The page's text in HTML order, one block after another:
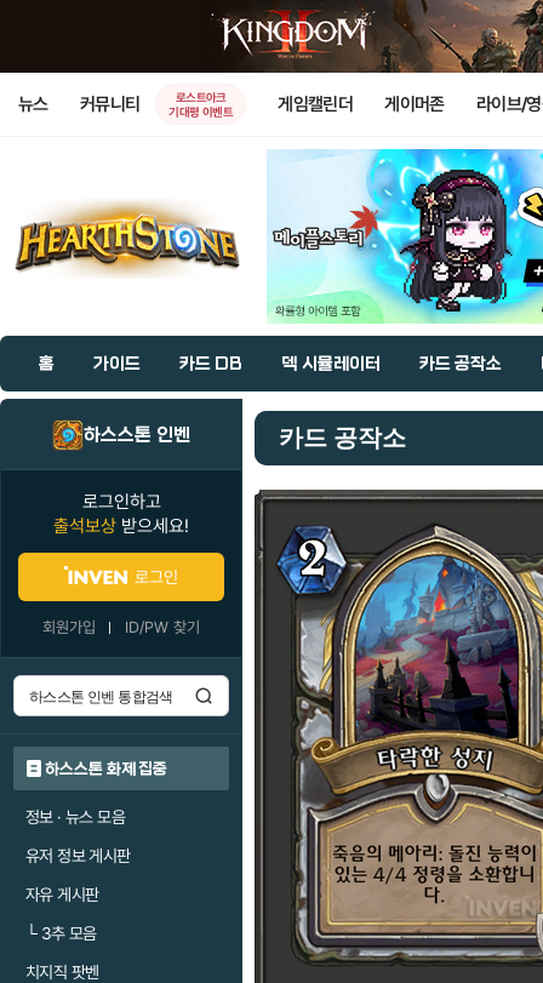
뉴스 커뮤니티
로스트아크
기대평 이벤트
게임캘린더 게이머존 라이브/
홈 가이드 카드 DB 덱 시뮬레이터 카드 공작소
하스스톤 인벤
로그인하고
출석보상 받으세요!
로그인
회원가입 ID/PW 찾기
하스스톤 화제 집중
정보 · 뉴스 모음
유저 정보 게시판
자유 게시판
└3추 모음
치지직 팟벤
카드 공작소